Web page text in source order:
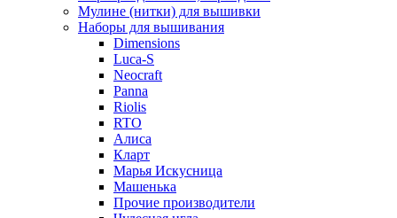
Мулине (нитки) для вышивки
Наборы для вышивания
Dimensions
Luca-S
Neocraft
Panna
Riolis
RTO
Алиса
Кларт
Марья Искусница
Машенька
Прочие производители